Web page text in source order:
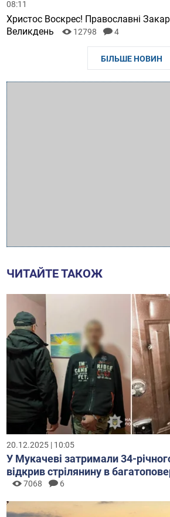
08:11
Христос Воскрес! Православні
Великдень
12798 4
БІЛЬШЕ НОВИН
ЧИТАЙТЕ ТАКОЖ
20.12.2025 | 10:05
У Мукачеві затримали 34-
відкрив стрілянину в
7068 6